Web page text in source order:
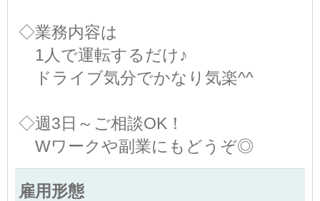
◇業務内容は
1人で運転するだけ♪
ドライブ気分でかなり気楽^^
◇週3日～ご相談OK！
Wワークや副業にもどうぞ◎
雇用形態